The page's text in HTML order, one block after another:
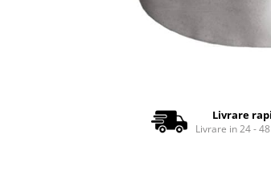
Difuzoare Climatizare - Ventilatie
Livrare
Livrare in 24 -